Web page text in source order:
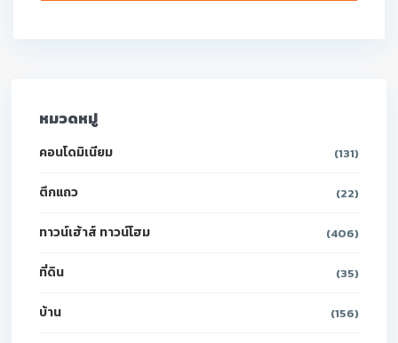
หมวดหมู่
คอนโดมิเนียม (131)
ตึกแถว (22)
ทาวน์เฮ้าส์ ทาวน์โฮม (406)
ที่ดิน (35)
บ้าน (156)